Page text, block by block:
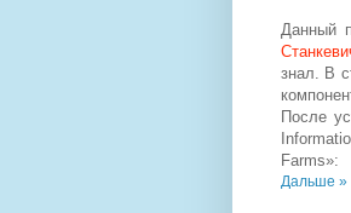
Данный
знал. В
После
Farms»:
Дальше »